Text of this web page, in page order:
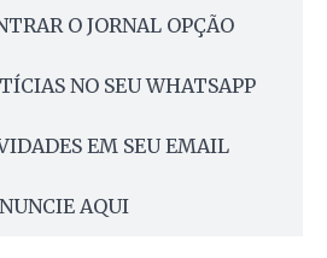
O JORNAL OPÇÃO
NO SEU WHATSAPP
EM SEU EMAIL
AQUI